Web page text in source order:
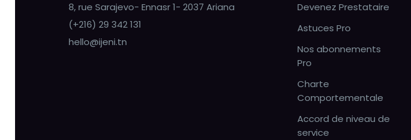
8, rue Sarajevo- Ennasr 1- 2037 Ariana
(+216) 29 342 131
hello@ijeni.tn
Devenez Prestataire
Astuces Pro
Nos abonnements
Pro
Charte
Comportementale
Accord de niveau de
service